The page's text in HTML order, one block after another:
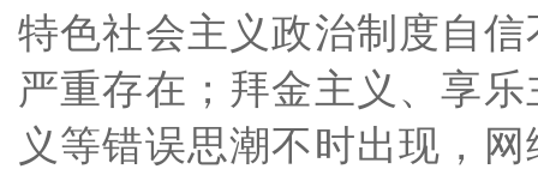
特色社会主义政治制度自
严重存在；拜金主义、享
义等错误思潮不时出现，